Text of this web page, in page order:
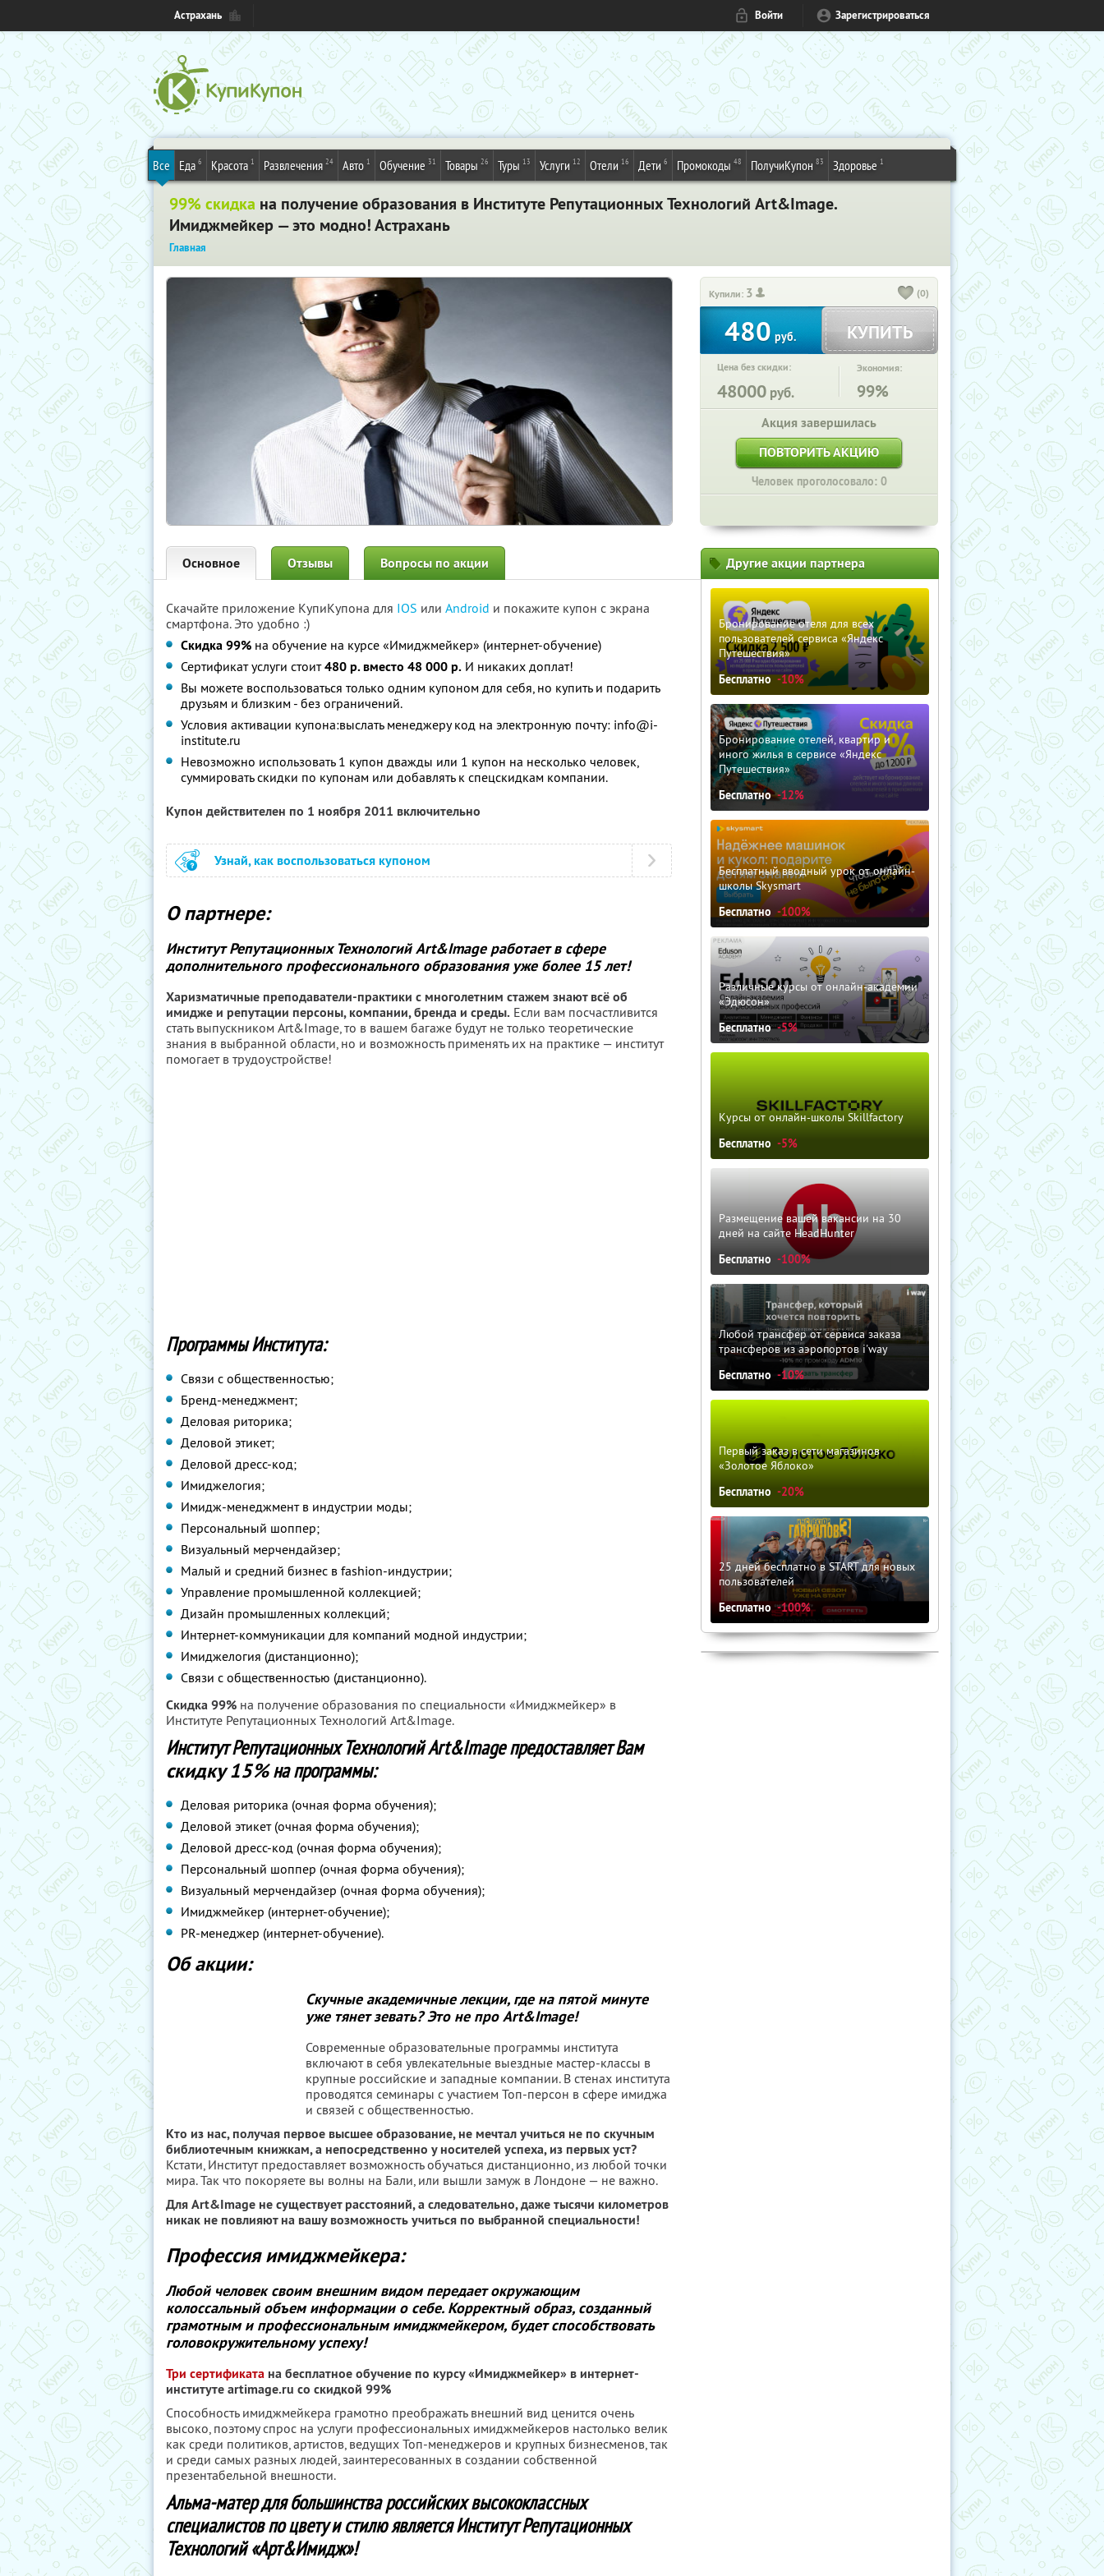
Астрахань Войти Зарегистрироваться
Все Еда 6 Красота 1 Развлечения 24 Авто 1 Обучение 31 Товары 26 Туры 13 Услуги 12 Отели 16 Дети 6 Промокоды 48 ПолучиКупон 83 Здоровье 1
99% скидка на получение образования в Институте Репутационных Технологий Art&Image.
Имиджмейкер — это модно! Астрахань
Главная
Купили: 3 (0)
480 руб. КУПИТЬ
Цена без скидки:
48000 руб.
Экономия:
99%
Акция завершилась
ПОВТОРИТЬ АКЦИЮ
Человек проголосовало: 0
Основное Отзывы Вопросы по акции
Скачайте приложение КупиКупона для IOS или Android и покажите купон с экрана
смартфона. Это удобно :)
Скидка 99% на обучение на курсе «Имиджмейкер» (интернет-обучение)
Сертификат услуги стоит480 р. вместо 48 000 р. И никаких доплат!
Вы можете воспользоваться только одним купоном для себя, но купить и подарить
друзьям и близким - без ограничений.
Условия активации купона:выслать менеджеру код на электронную почту: info@i-
institute.ru
Невозможно использовать 1 купон дважды или 1 купон на несколько человек,
суммировать скидки по купонам или добавлять к спецскидкам компании.
Купон действителен по 1 ноября 2011 включительно
Узнай, как воспользоваться купоном
О партнере:
Институт Репутационных Технологий Art&Image работает в сфере
дополнительного профессионального образования уже более 15 лет!
Харизматичные преподаватели-практики с многолетним стажем знают всё об
имидже и репутации персоны, компании, бренда и среды. Если вам посчастливится
стать выпускником Art&Image, то в вашем багаже будут не только теоретические
знания в выбранной области, но и возможность применять их на практике — институт
помогает в трудоустройстве!
Программы Института:
Связи с общественностью;
Бренд-менеджмент;
Деловая риторика;
Деловой этикет;
Деловой дресс-код;
Имиджелогия;
Имидж-менеджмент в индустрии моды;
Персональный шоппер;
Визуальный мерчендайзер;
Малый и средний бизнес в fashion-индустрии;
Управление промышленной коллекцией;
Дизайн промышленных коллекций;
Интернет-коммуникации для компаний модной индустрии;
Имиджелогия (дистанционно);
Связи с общественностью (дистанционно).
Скидка 99% на получение образования по специальности «Имиджмейкер» в
Институте Репутационных Технологий Art&Image.
Институт Репутационных Технологий Art&Image предоставляет Вам
скидку 15%на программы:
Деловая риторика (очная форма обучения);
Деловой этикет (очная форма обучения);
Деловой дресс-код (очная форма обучения);
Персональный шоппер (очная форма обучения);
Визуальный мерчендайзер (очная форма обучения);
Имиджмейкер (интернет-обучение);
PR-менеджер (интернет-обучение).
Об акции:
Скучные академичные лекции, где на пятой минуте
уже тянет зевать? Это не про Art&Image!
Современные образовательные программы института
включают в себя увлекательные выездные мастер-классы в
крупные российские и западные компании. В стенах института
проводятся семинары с участием Топ-персон в сфере имиджа
и связей с общественностью.
Кто из нас, получая первое высшее образование, не мечтал учиться не по скучным
библиотечным книжкам, а непосредственно у носителей успеха, из первых уст?
Кстати, Институт предоставляет возможность обучаться дистанционно, из любой точки
мира. Так что покоряете вы волны на Бали, или вышли замуж в Лондоне — не важно.
Для Art&Image не существует расстояний, а следовательно, даже тысячи километров
никак не повлияют на вашу возможность учиться по выбранной специальности!
Профессия имиджмейкера:
Любой человек своим внешним видом передает окружающим
колоссальный объем информации о себе. Корректный образ, созданный
грамотным и профессиональным имиджмейкером, будет способствовать
головокружительному успеху!
Три сертификата на бесплатное обучение по курсу «Имиджмейкер» в интернет-
институте artimage.ru со скидкой 99%
Способность имиджмейкера грамотно преображать внешний вид ценится очень
высоко, поэтому спрос на услуги профессиональных имиджмейкеров настолько велик
как среди политиков, артистов, ведущих Топ-менеджеров и крупных бизнесменов, так
и среди самых разных людей, заинтересованных в создании собственной
презентабельной внешности.
Альма-матер для большинства российских высококлассных
специалистов по цвету и стилю является Институт Репутационных
Технологий «Арт&Имидж»!
Другие акции партнера
Бронирование отеля для всех
пользователей сервиса «Яндекс
Путешествия»
Бесплатно -10%
Бронирование отелей, квартир и
иного жилья в сервисе «Яндекс
Путешествия»
Бесплатно -12%
Бесплатный вводный урок от онлайн-
школы Skysmart
Бесплатно -100%
Различные курсы от онлайн-академии
«Эдюсон»
Бесплатно -5%
Курсы от онлайн-школы Skillfactory
Бесплатно -5%
Размещение вашей вакансии на 30
дней на сайте HeadHunter
Бесплатно -100%
Любой трансфер от сервиса заказа
трансферов из аэропортов i'way
Бесплатно -10%
Первый заказ в сети магазинов
«Золотое Яблоко»
Бесплатно -20%
25 дней бесплатно в START для новых
пользователей
Бесплатно -100%